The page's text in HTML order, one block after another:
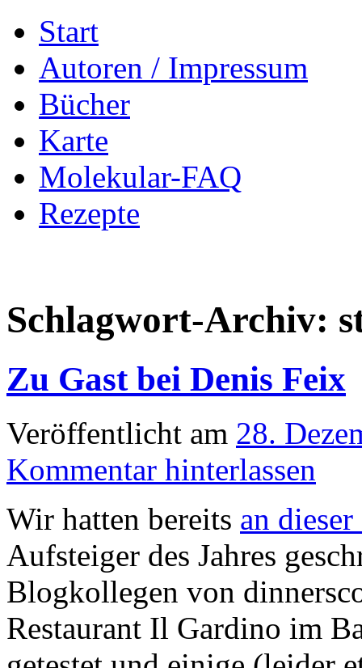
Inhalt
springenStart
Autoren / Impressum
Bücher
Karte
Molekular-FAQ
Rezepte
Schlagwort-Archiv:
Zu Gast bei Denis Feix
Veröffentlicht am 28.
Kommentar hinterlassen
Wir hatten bereits an
Aufsteiger des Jahres
Blogkollegen von
Restaurant Il Gardino im